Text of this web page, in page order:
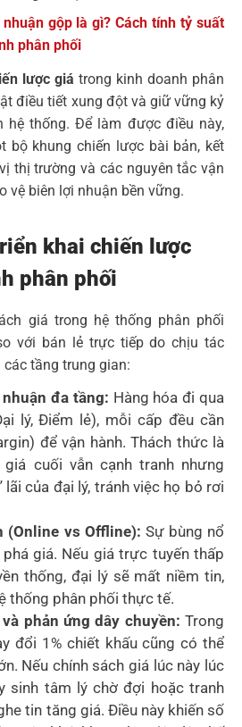
gộp là gì? Cách tính tỷ suất
phân phối
lược giá trong kinh doanh phân
điều tiết xung đột và giữ vững kỷ
hệ thống. Để làm được điều này,
bộ khung chiến lược bài bản, kết
thị trường và các nguyên tắc vận
vệ biên lợi nhuận bền vững.
khai chiến lược
phân phối
giá trong hệ thống phân phối
với bán lẻ trực tiếp do chịu tác
tầng trung gian:
đa tầng: Hàng hóa đi qua
lý, Điểm lẻ), mỗi cấp đều cần
để vận hành. Thách thức là
cuối vẫn cạnh tranh nhưng
lãi của đại lý, tránh việc họ bỏ rơi
(Online vs Offline): Sự bùng nổ
giá. Nếu giá trực tuyến thấp
thống, đại lý sẽ mất niềm tin,
thống phân phối thực tế.
phản ứng dây chuyền: Trong
đổi 1% chiết khấu cũng có thể
Nếu chính sách giá lúc này lúc
sinh tâm lý chờ đợi hoặc tranh
tin tăng giá. Điều này khiến số